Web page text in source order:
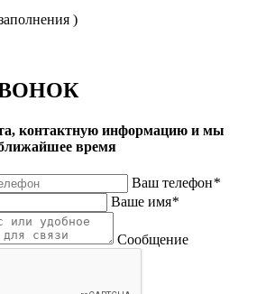
)
контактную информацию и мы
время
Ваш телефон*
Ваше имя*
Сообщение